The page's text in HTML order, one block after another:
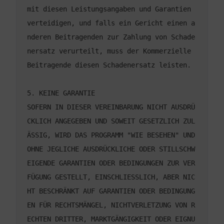
mit diesen Leistungsangaben und Garantien
verteidigen, und falls ein Gericht einen a
nderen Beitragenden zur Zahlung von Schade
nersatz verurteilt, muss der Kommerzielle
SOFERN IN DIESER VEREINBARUNG NICHT AUSDRÜ
CKLICH ANGEGEBEN UND SOWEIT GESETZLICH ZUL
ÄSSIG, WIRD DAS PROGRAMM "WIE BESEHEN" UND
OHNE JEGLICHE AUSDRÜCKLICHE ODER STILLSCHW
EIGENDE GARANTIEN ODER BEDINGUNGEN ZUR VER
FÜGUNG GESTELLT, EINSCHLIESSLICH, ABER NIC
HT BESCHRÄNKT AUF GARANTIEN ODER BEDINGUNG
EN FÜR RECHTSMÄNGEL, NICHTVERLETZUNG VON R
ECHTEN DRITTER, MARKTGÄNGIGKEIT ODER EIGNU